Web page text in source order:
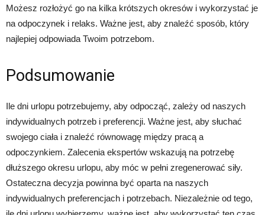
Możesz rozłożyć go na kilka krótszych okresów i wykorzystać je
na odpoczynek i relaks. Ważne jest, aby znaleźć sposób, który
najlepiej odpowiada Twoim potrzebom.
Podsumowanie
Ile dni urlopu potrzebujemy, aby odpocząć, zależy od naszych
indywidualnych potrzeb i preferencji. Ważne jest, aby słuchać
swojego ciała i znaleźć równowagę między pracą a
odpoczynkiem. Zalecenia ekspertów wskazują na potrzebę
dłuższego okresu urlopu, aby móc w pełni zregenerować siły.
Ostateczna decyzja powinna być oparta na naszych
indywidualnych preferencjach i potrzebach. Niezależnie od tego,